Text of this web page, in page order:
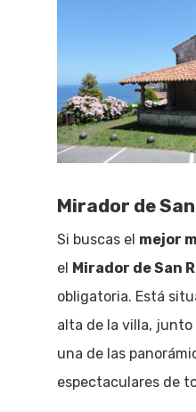
Mirador de
Si buscas el mejor
el Mirador de San
obligatoria. Está
alta de la villa,
una de las
espectaculares de